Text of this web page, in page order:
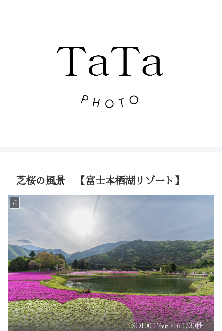
芝桜の風景 【富士本栖湖リゾート】
花
ISO100 17mm f16 1/30秒